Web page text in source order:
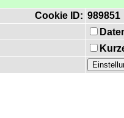
Cookie ID: 989851